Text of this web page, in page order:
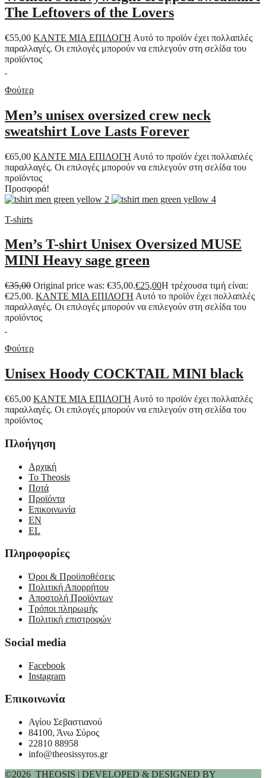
The Leftovers of the Lovers
€55,00 ΚΑΝΤΕ ΜΙΑ ΕΠΙΛΟΓΗ Αυτό το προϊόν έχει πολλαπλές
παραλλαγές. Οι επιλογές μπορούν να επιλεγούν στη σελίδα του
προϊόντος
Φούτερ
Men’s unisex oversized crew neck
sweatshirt Love Lasts Forever
€65,00 ΚΑΝΤΕ ΜΙΑ ΕΠΙΛΟΓΗ Αυτό το προϊόν έχει πολλαπλές
παραλλαγές. Οι επιλογές μπορούν να επιλεγούν στη σελίδα του
προϊόντος
Προσφορά!
T-shirts
Men’s T-shirt Unisex Oversized MUSE
MINI Heavy sage green
€35,00 Original price was: €35,00.€25,00Η τρέχουσα τιμή είναι:
€25,00. ΚΑΝΤΕ ΜΙΑ ΕΠΙΛΟΓΗ Αυτό το προϊόν έχει πολλαπλές
παραλλαγές. Οι επιλογές μπορούν να επιλεγούν στη σελίδα του
προϊόντος
Φούτερ
Unisex Hoody COCKTAIL MINI black
€65,00 ΚΑΝΤΕ ΜΙΑ ΕΠΙΛΟΓΗ Αυτό το προϊόν έχει πολλαπλές
παραλλαγές. Οι επιλογές μπορούν να επιλεγούν στη σελίδα του
προϊόντος
Πλοήγηση
Αρχική
Το Theosis
Ποτά
Προϊόντα
Επικοινωνία
EN
EL
Πληροφορίες
Όροι & Προϋποθέσεις
Πολιτική Απορρήτου
Αποστολή Προϊόντων
Τρόποι πληρωμής
Πολιτική επιστροφών
Social media
Facebook
Instagram
Επικοινωνία
Αγίου Σεβαστιανού
84100, Άνω Σύρος
22810 88958
info@theosissyros.gr
©2026 THEOSIS | DEVELOPED & DESIGNED BY